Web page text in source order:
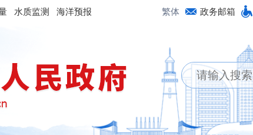
水质监测 海洋预报 繁体 政务邮箱